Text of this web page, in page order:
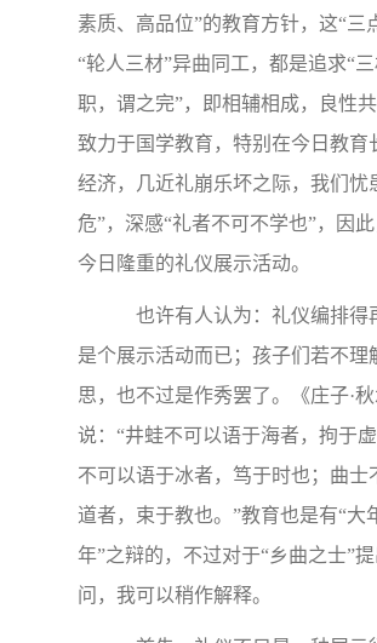
素质、高品位”的教育方针，这“三
“轮人三材”异曲同工，都是追求“
职，谓之完”，即相辅相成，良性
致力于国学教育，特别在今日教育
经济，几近礼崩乐坏之际，我们忧
危”，深感“礼者不可不学也”，因
今日隆重的礼仪展示活动。
也许有人认为：礼仪编排得
是个展示活动而已；孩子们若不理
思，也不过是作秀罢了。《庄子·
说：“井蛙不可以语于海者，拘于
不可以语于冰者，笃于时也；曲士
道者，束于教也。”教育也是有“大
年”之辩的，不过对于“乡曲之士”
问，我可以稍作解释。